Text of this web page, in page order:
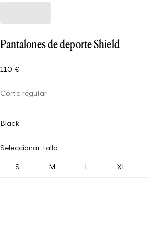
Pantalones de deporte Shield
110 €
Corte regular
Black
Seleccionar talla
S M L XL